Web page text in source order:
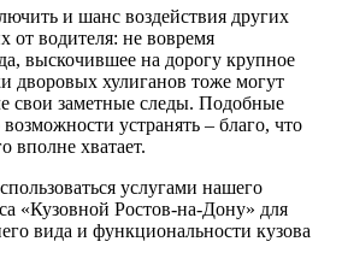
и шанс воздействия других
от водителя: не вовремя
выскочившее на дорогу крупное
дворовых хулиганов тоже могут
свои заметные следы. Подобные
устранять – благо, что
вполне хватает.
услугами нашего
«Кузовной Ростов-на-Дону» для
вида и функциональности кузова